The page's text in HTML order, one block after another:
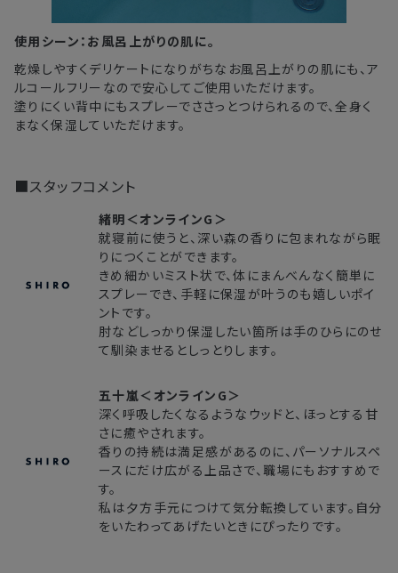
使用シーン：お風呂上がりの肌に。
乾燥しやすくデリケートになりがちなお風呂上がりの肌にも、ア
ルコールフリーなので安心してご使用いただけます。
塗りにくい背中にもスプレーでささっとつけられるので、全身く
まなく保湿していただけます。
■スタッフコメント
緒明＜オンラインG＞
就寝前に使うと、深い森の香りに包まれながら眠
りにつくことができます。
きめ細かいミスト状で、体にまんべんなく簡単に
スプレーでき、手軽に保湿が叶うのも嬉しいポイ
ントです。
肘などしっかり保湿したい箇所は手のひらにのせ
て馴染ませるとしっとりします。
五十嵐＜オンラインG＞
深く呼吸したくなるようなウッドと、ほっとする甘
さに癒やされます。
香りの持続は満足感があるのに、パーソナルスペ
ースにだけ広がる上品さで、職場にもおすすめで
す。
私は夕方手元につけて気分転換しています。自分
をいたわってあげたいときにぴったりです。